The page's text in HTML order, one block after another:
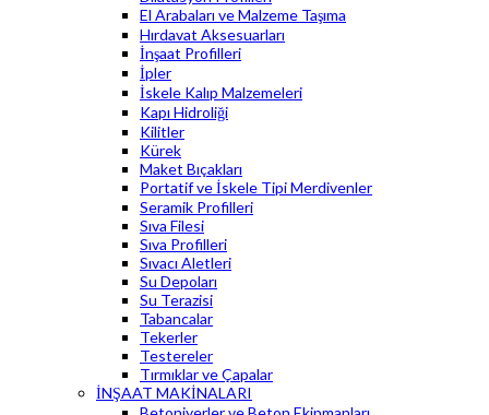
El Arabaları ve Malzeme Taşıma
Hırdavat Aksesuarları
İnşaat Profilleri
İpler
İskele Kalıp Malzemeleri
Kapı Hidroliği
Kilitler
Kürek
Maket Bıçakları
Portatif ve İskele Tipi Merdivenler
Seramik Profilleri
Sıva Filesi
Sıva Profilleri
Sıvacı Aletleri
Su Depoları
Su Terazisi
Tabancalar
Tekerler
Testereler
Tırmıklar ve Çapalar
İNŞAAT MAKİNALARI